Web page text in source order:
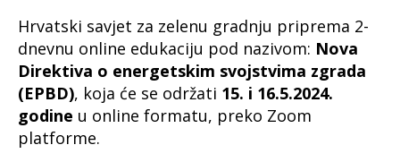
Hrvatski savjet za zelenu gradnju priprema 2-
dnevnu online edukaciju pod nazivom: Nova
Direktiva o energetskim svojstvima zgrada
(EPBD), koja će se održati 15. i 16.5.2024.
godine u online formatu, preko Zoom
platforme.